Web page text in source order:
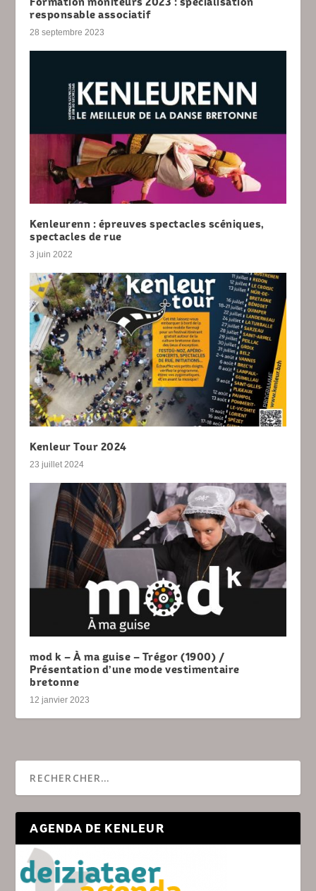
responsable associatif
28 septembre 2023
Kenleurenn : épreuves spectacles scéniques,
spectacles de rue
3 juin 2022
Kenleur Tour 2024
23 juillet 2024
mod k – À ma guise – Trégor (1900) /
Présentation d’une mode vestimentaire
bretonne
12 janvier 2023
AGENDA DE KENLEUR